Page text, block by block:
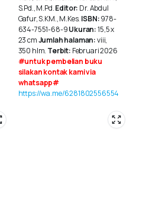
S.Pd., M.Pd.Editor: Dr. Abdul
Gafur, S.KM., M.Kes. ISBN:978-
634-7551-68-9Ukuran:15,5 x
23 cmJumlah halaman:viii,
350 hlm. Terbit: Februari 2026
#untuk pembelian buku
silakan kontak kami via
whatsapp#
https://wa.me/6281802556554